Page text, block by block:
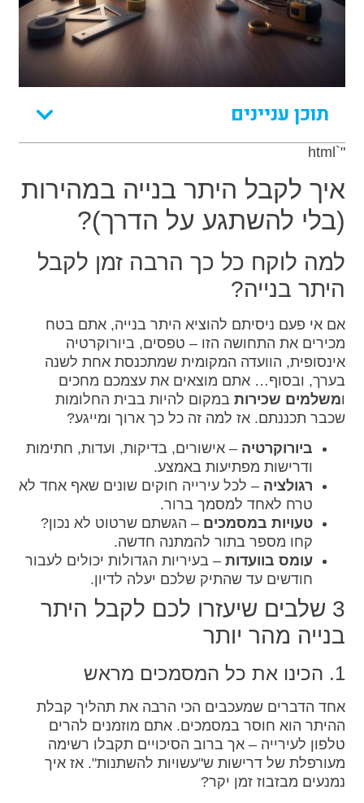
תוכן עניינים
"`html
איך לקבל היתר בנייה במהירות
(בלי להשתגע על הדרך)?
למה לוקח כל כך הרבה זמן לקבל
היתר בנייה?
אם אי פעם ניסיתם להוציא היתר בנייה, אתם בטח
מכירים את התחושה הזו – טפסים, ביורוקרטיה
אינסופית, הוועדה המקומית שמתכנסת אחת לשנה
בערך, ובסוף… אתם מוצאים את עצמכם מחכים
ומשלמים שכירותבמקום להיות בבית החלומות
שכבר תכננתם. אז למה זה כל כך ארוך ומייגע?
ביורוקרטיה – אישורים, בדיקות, ועדות, חתימות
ודרישות מפתיעות באמצע.
רגולציה – לכל עירייה חוקים שונים שאף אחד לא
טרח לאחד למסמך ברור.
טעויות במסמכים – הגשתם שרטוט לא נכון?
קחו מספר בתור להמתנה חדשה.
עומס בוועדות– בעיריות הגדולות יכולים לעבור
חודשים עד שהתיק שלכם יעלה לדיון.
3 שלבים שיעזרו לכם לקבל היתר
בנייה מהר יותר
1. הכינו את כל המסמכים מראש
אחד הדברים שמעכבים הכי הרבה את תהליך קבלת
ההיתר הוא חוסר במסמכים. אתם מוזמנים להרים
טלפון לעירייה – אך ברוב הסיכויים תקבלו רשימה
מעורפלת של דרישות ש"עשויות להשתנות". אז איך
נמנעים מבזבוז זמן יקר?